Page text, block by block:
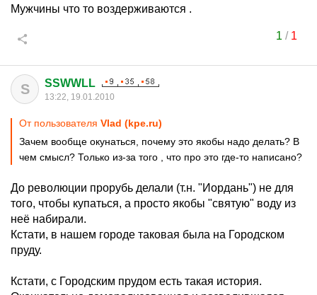
Мужчины что то воздерживаются .
1 / 1
S SSWWLL
13:22, 19.01.2010
От пользователя Vlad (kpe.ru)
Зачем вообще окунаться, почему это якобы надо делать? В
чем смысл? Только из-за того , что про это где-то написано?
До революции прорубь делали (т.н. "Иордань") не для
того, чтобы купаться, а просто якобы "святую" воду из
неё набирали.
Кстати, в нашем городе таковая была на Городском
пруду.
Кстати, с Городским прудом есть такая история.